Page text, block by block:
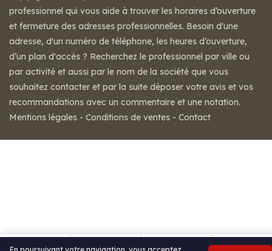
professionnel qui vous aide à trouver les horaires d’ouverture
et fermeture des adresses professionnelles. Besoin d'une
adresse, d'un numéro de téléphone, les heures d’ouverture,
d’un plan d'accès ? Recherchez le professionnel par ville ou
par activité et aussi par le nom de la société que vous
souhaitez contacter et par la suite déposer votre avis et vos
recommandations avec un commentaire et une notation.
Mentions légales - Conditions de ventes - Contact